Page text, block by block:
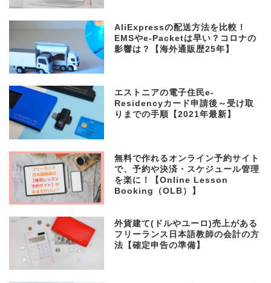
AliExpressの配送方法を比較！
EMSやe-Packetは早い？コロナの
影響は？【海外通販歴25年】
エストニアの電子住民e-
Residencyカード申請後～受け取
りまでの手順【2021年最新】
無料で作れるオンライン予約サイト
で、予約や決済・スケジュール管理
を楽に！【Online Lesson
Booking（OLB）】
外貨建て(ドルやユーロ)売上がある
フリーランス日本語教師の会計の方
法【確定申告の準備】